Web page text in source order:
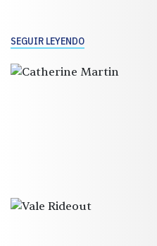
SEGUIR LEYENDO